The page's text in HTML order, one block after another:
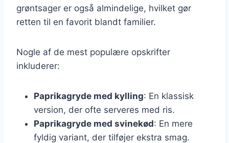
grøntsager er også almindelige, hvilket gør
retten til en favorit blandt familier.
Nogle af de mest populære opskrifter
inkluderer:
Paprikagryde med kylling: En klassisk
version, der ofte serveres med ris.
Paprikagryde med svinekød: En mere
fyldig variant, der tilføjer ekstra smag.